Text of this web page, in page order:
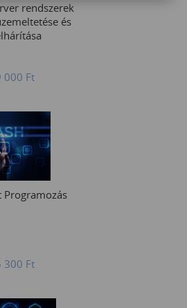
rendszerek
és
000 Ft
Programozás
300 Ft